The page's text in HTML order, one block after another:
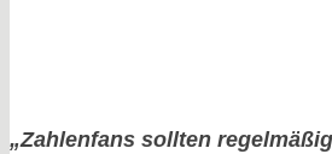
und
„Zahlenfans sollten